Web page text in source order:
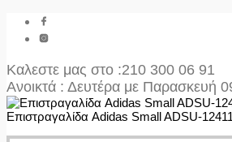
Καλεστε μας στο :210 300 06 91
Ανοικτά : Δευτέρα με Παρασκευή
Επιστραγαλίδα Adidas Small ADSU-12411